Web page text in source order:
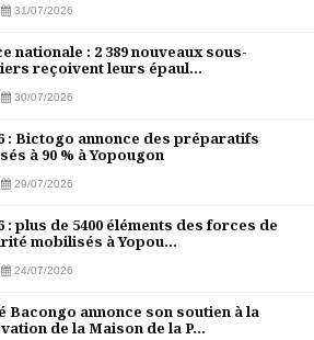
31/07/2026
nationale : 2 389 nouveaux sous-
reçoivent leurs épaul...
30/07/2026
: Bictogo annonce des préparatifs
à 90 % à Yopougon
29/07/2026
: plus de 5400 éléments des forces de
mobilisés à Yopou...
24/07/2026
Bacongo annonce son soutien à la
de la Maison de la P...